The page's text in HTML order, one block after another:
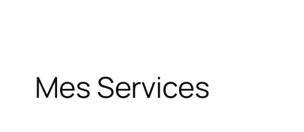
Mes Services